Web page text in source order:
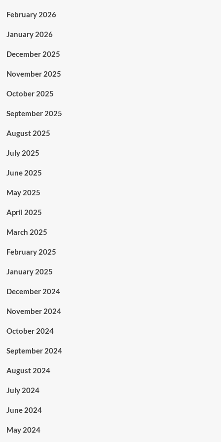
February 2026
January 2026
December 2025
November 2025
October 2025
September 2025
August 2025
July 2025
June 2025
May 2025
April 2025
March 2025
February 2025
January 2025
December 2024
November 2024
October 2024
September 2024
August 2024
July 2024
June 2024
May 2024